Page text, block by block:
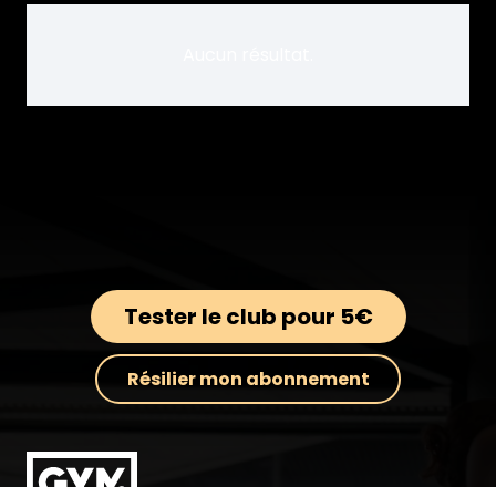
Tester le club pour 5€
Résilier mon abonnement